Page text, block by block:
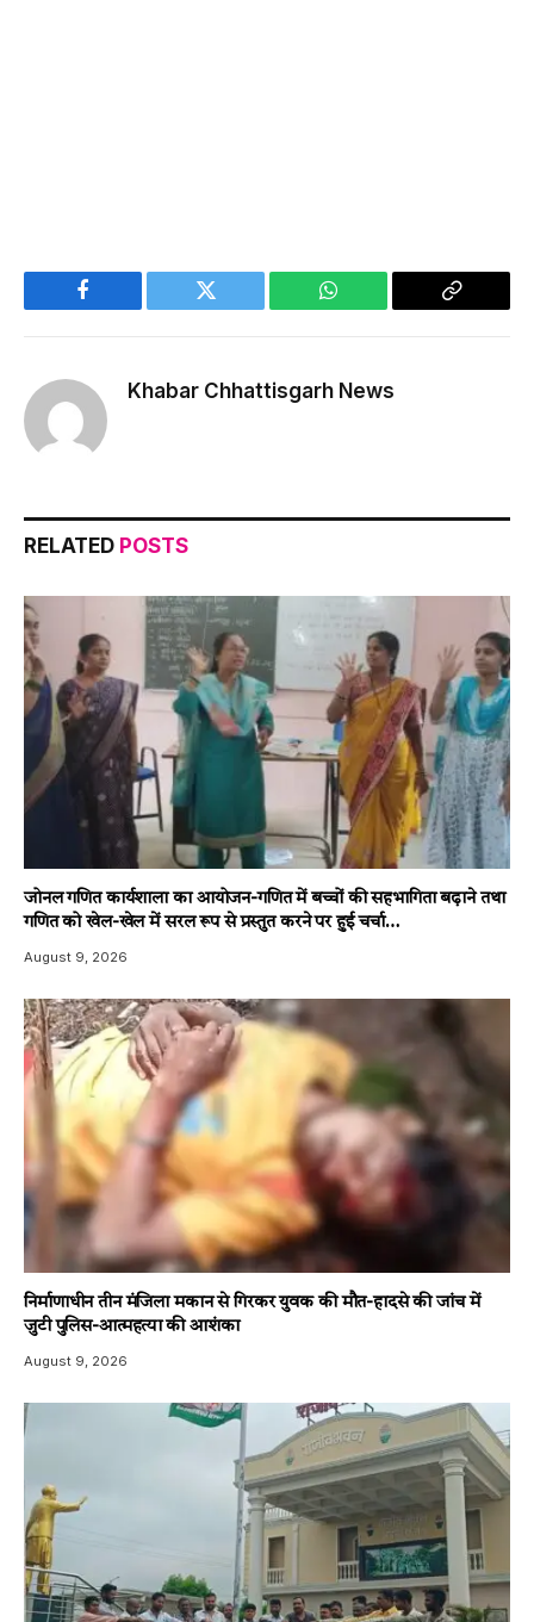
Facebook Twitter WhatsApp
Copy
Khabar Chhattisgarh News
RELATED POSTS
जोनल गणित कार्यशाला का आयोजन-गणित में बच्चों की सहभागिता बढ़ाने तथा
गणित को खेल-खेल में सरल रूप से प्रस्तुत करने पर हुई चर्चा…
August 9, 2026
निर्माणाधीन तीन मंजिला मकान से गिरकर युवक की मौत-हादसे की जांच में
जुटी पुलिस-आत्महत्या की आशंका
August 9, 2026